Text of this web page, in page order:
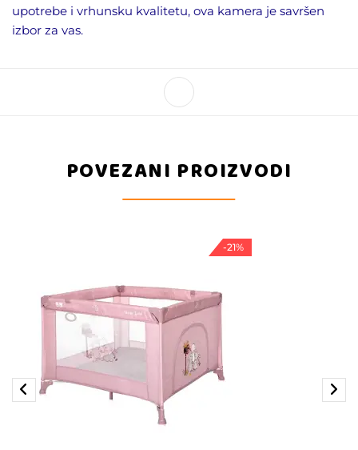
upotrebe i vrhunsku kvalitetu, ova kamera je savršen
izbor za vas.
POVEZANI PROIZVODI
-21%